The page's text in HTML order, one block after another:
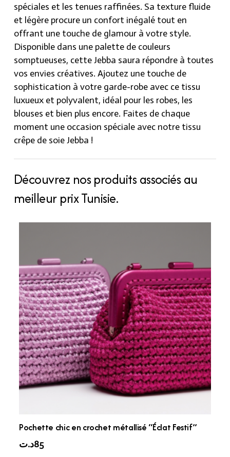
spéciales et les tenues raffinées. Sa texture fluide
et légère procure un confort inégalé tout en
offrant une touche de glamour à votre style.
Disponible dans une palette de couleurs
somptueuses, cette Jebba saura répondre à toutes
vos envies créatives. Ajoutez une touche de
sophistication à votre garde-robe avec ce tissu
luxueux et polyvalent, idéal pour les robes, les
blouses et bien plus encore. Faites de chaque
moment une occasion spéciale avec notre tissu
crêpe de soie Jebba !
Découvrez nos produits associés au
meilleur prix Tunisie.
Pochette chic en crochet métallisé “Éclat Festif”
85د.ت